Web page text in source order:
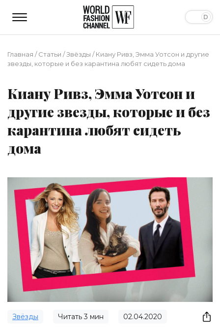
Главная /Статьи /Звёзды /Киану Ривз, Эмма Уотсон и другие
звезды, которые и без карантина любят сидеть дома
Киану Ривз, Эмма Уотсон и
другие звезды, которые и без
карантина любят сидеть
дома
Звёзды Читать3 мин 02.04.2020